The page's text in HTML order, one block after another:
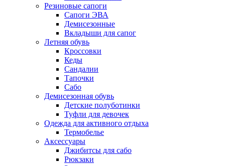
Резиновые сапоги
Сапоги ЭВА
Демисезонные
Вкладыши для сапог
Летняя обувь
Кроссовки
Кеды
Сандалии
Тапочки
Сабо
Демисезонная обувь
Детские полуботинки
Туфли для девочек
Одежда для активного отдыха
Термобелье
Аксессуары
Джибитсы для сабо
Рюкзаки